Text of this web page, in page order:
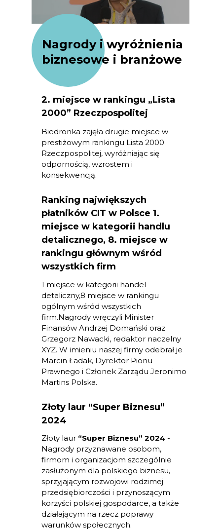
Nagrody i wyróżnienia
biznesowe i branżowe
Biedronka zajęła drugie miejsce w
prestiżowym rankingu Lista 2000
Rzeczpospolitej, wyróżniając się
odpornością, wzrostem i
konsekwencją.
2. miejsce w rankingu „Lista
2000” Rzeczpospolitej
1 miejsce w kategorii handel
detaliczny,8 miejsce w rankingu
ogólnym wśród wszystkich
firm.Nagrody wręczyli Minister
Finansów Andrzej Domański oraz
Grzegorz Nawacki, redaktor naczelny
XYZ. W imieniu naszej firmy odebrał je
Marcin Ładak, Dyrektor Pionu
Prawnego i Członek Zarządu Jeronimo
Martins Polska.
Ranking największych
płatników CIT w Polsce 1.
miejsce w kategorii handlu
detalicznego, 8. miejsce w
rankingu głównym wśród
wszystkich firm
Złoty laur “Super Biznesu”
2024
Złoty laur “Super Biznesu” 2024 -
Nagrody przyznawane osobom,
firmom i organizacjom szczególnie
zasłużonym dla polskiego biznesu,
sprzyjającym rozwojowi rodzimej
przedsiębiorczości i przynoszącym
korzyści polskiej gospodarce, a także
działającym na rzecz poprawy
warunków społecznych.